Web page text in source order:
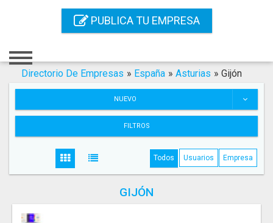
PUBLICA TU EMPRESA
Registro
Servicios SEO
Directorio De Empresas » España » Asturias » Gijón
NUEVO
FILTROS
Todos Usuarios Empresa
GIJÓN